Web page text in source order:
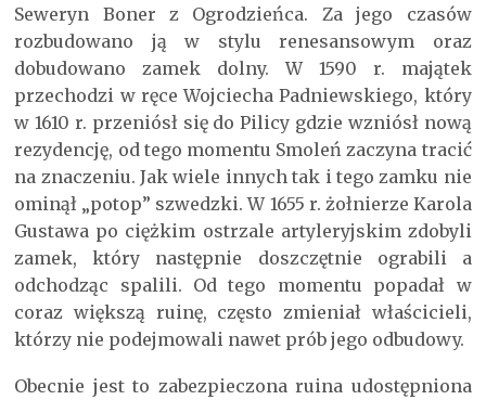
Seweryn Boner z Ogrodzieńca. Za jego czasów
rozbudowano ją w stylu renesansowym oraz
dobudowano zamek dolny. W 1590 r. majątek
przechodzi w ręce Wojciecha Padniewskiego, który
w 1610 r. przeniósł się do Pilicy gdzie wzniósł nową
rezydencję, od tego momentu Smoleń zaczyna tracić
na znaczeniu. Jak wiele innych tak i tego zamku nie
ominął „potop” szwedzki. W 1655 r. żołnierze Karola
Gustawa po ciężkim ostrzale artyleryjskim zdobyli
zamek, który następnie doszczętnie ograbili a
odchodząc spalili. Od tego momentu popadał w
coraz większą ruinę, często zmieniał właścicieli,
którzy nie podejmowali nawet prób jego odbudowy.
Obecnie jest to zabezpieczona ruina udostępniona